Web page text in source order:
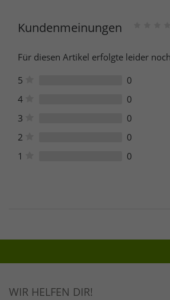
Kundenmeinungen
Für diesen Artikel erfolgte leider
5
0
4
0
3
0
2
0
1
0
WIR HELFEN DIR!